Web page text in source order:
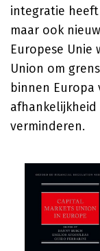
integratie
maar ook
Europese Unie
Union om
binnen Europa
verminderen.